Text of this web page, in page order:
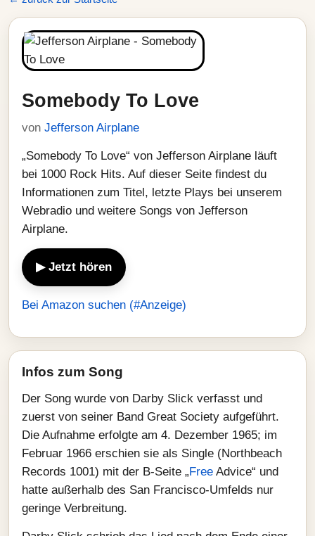
Somebody To Love
von Jefferson Airplane
„Somebody To Love“ von Jefferson Airplane läuft
bei 1000 Rock Hits. Auf dieser Seite findest du
Informationen zum Titel, letzte Plays bei unserem
Webradio und weitere Songs von Jefferson
Airplane.
▶ Jetzt hören
Bei Amazon suchen (#Anzeige)
Infos zum Song
Der Song wurde von Darby Slick verfasst und
zuerst von seiner Band Great Society aufgeführt.
Die Aufnahme erfolgte am 4. Dezember 1965; im
Februar 1966 erschien sie als Single (Northbeach
Records 1001) mit der B-Seite „Free Advice“ und
hatte außerhalb des San Francisco‑Umfelds nur
geringe Verbreitung.